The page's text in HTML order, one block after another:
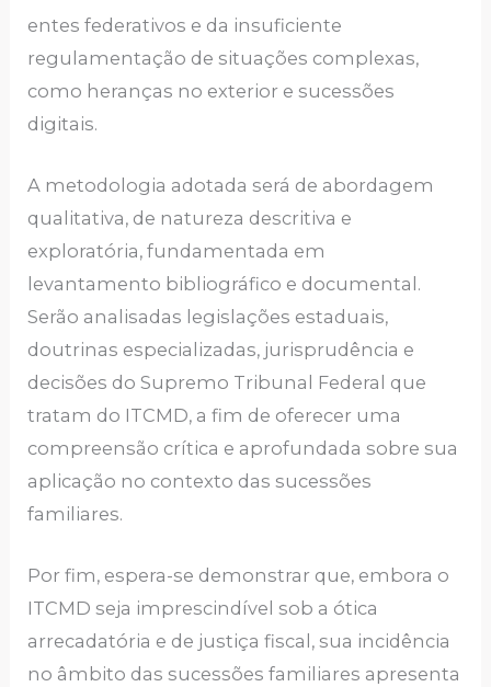
entes federativos e da insuficiente
regulamentação de situações complexas,
como heranças no exterior e sucessões
digitais.
A metodologia adotada será de abordagem
qualitativa, de natureza descritiva e
exploratória, fundamentada em
levantamento bibliográfico e documental.
Serão analisadas legislações estaduais,
doutrinas especializadas, jurisprudência e
decisões do Supremo Tribunal Federal que
tratam do ITCMD, a fim de oferecer uma
compreensão crítica e aprofundada sobre sua
aplicação no contexto das sucessões
familiares.
Por fim, espera-se demonstrar que, embora o
ITCMD seja imprescindível sob a ótica
arrecadatória e de justiça fiscal, sua incidência
no âmbito das sucessões familiares apresenta